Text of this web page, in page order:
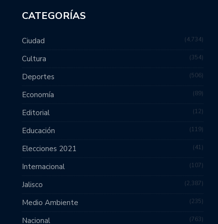
CATEGORÍAS
Ciudad 4,734
Cultura 354
Deportes 506
Economía 89
Editorial 12
Educación 119
Elecciones 2021 41
Internacional 107
Jalisco 2,387
Medio Ambiente 235
Nacional 763